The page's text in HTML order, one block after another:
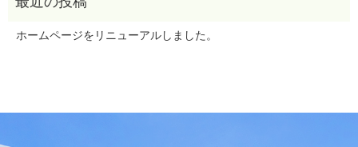
ホームページをリニューアルしました。